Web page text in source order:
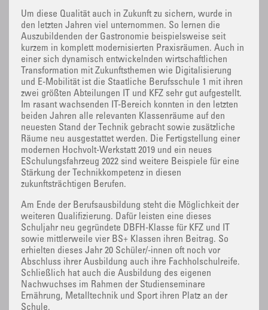
Um diese Qualität auch in Zukunft zu sichern, wurde in
den letzten Jahren viel unternommen. So lernen die
Auszubildenden der Gastronomie beispielsweise seit
kurzem in komplett modernisierten Praxisräumen. Auch in
einer sich dynamisch entwickelnden wirtschaftlichen
Transformation mit Zukunftsthemen wie Digitalisierung
und E-Mobilität ist die Staatliche Berufsschule 1 mit ihren
zwei größten Abteilungen IT und KFZ sehr gut aufgestellt.
Im rasant wachsenden IT-Bereich konnten in den letzten
beiden Jahren alle relevanten Klassenräume auf den
neuesten Stand der Technik gebracht sowie zusätzliche
Räume neu ausgestattet werden. Die Fertigstellung einer
modernen Hochvolt-Werkstatt 2019 und ein neues
ESchulungsfahrzeug 2022 sind weitere Beispiele für eine
Stärkung der Technikkompetenz in diesen
zukunftsträchtigen Berufen.
Am Ende der Berufsausbildung steht die Möglichkeit der
weiteren Qualifizierung. Dafür leisten eine dieses
Schuljahr neu gegründete DBFH-Klasse für KFZ und IT
sowie mittlerweile vier BS+ Klassen ihren Beitrag. So
erhielten dieses Jahr 20 Schüler/-innen oft noch vor
Abschluss ihrer Ausbildung auch ihre Fachholschulreife.
Schließlich hat auch die Ausbildung des eigenen
Nachwuchses im Rahmen der Studienseminare
Ernährung, Metalltechnik und Sport ihren Platz an der
Schule.